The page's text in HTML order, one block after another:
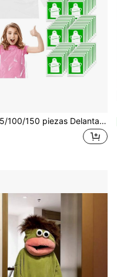
25/50/75/100/150 piezas Delantales desechables para niños, delantales para niños para manualidades, delantales para niños para cocinar, batas desechables para pintura, delantales para niños para pintar, delantales para niños